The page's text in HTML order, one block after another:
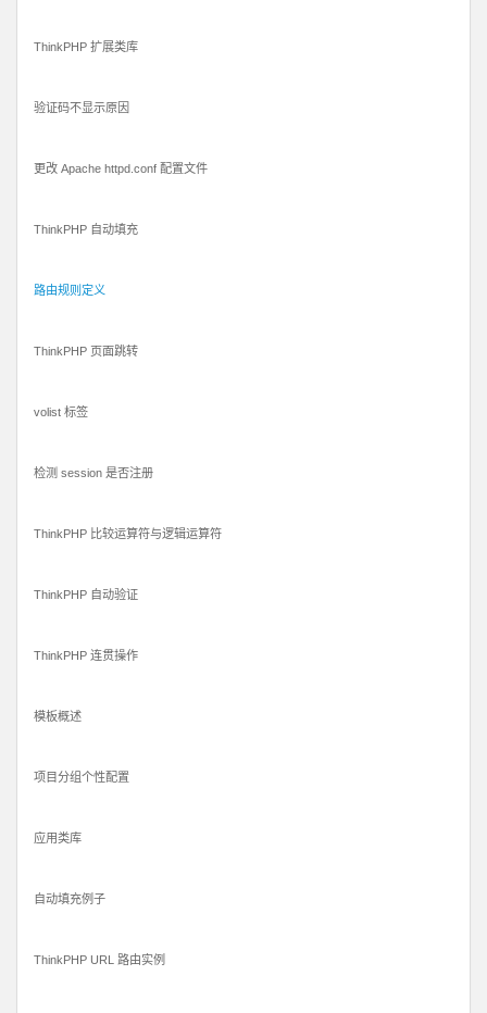
ThinkPHP 扩展类库
验证码不显示原因
更改 Apache httpd.conf 配置文件
ThinkPHP 自动填充
路由规则定义
ThinkPHP 页面跳转
volist 标签
检测 session 是否注册
ThinkPHP 比较运算符与逻辑运算符
ThinkPHP 自动验证
ThinkPHP 连贯操作
模板概述
项目分组个性配置
应用类库
自动填充例子
ThinkPHP URL 路由实例